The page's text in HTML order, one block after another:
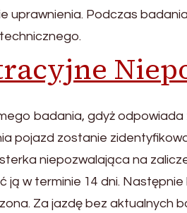
uprawnienia. Podczas
badania, gdyż
pojazd zostanie
niepozwalająca na
ją w terminie 14 dni.
Za jazdę bez aktualnych